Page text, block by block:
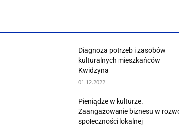
Diagnoza potrzeb i zasobów
kulturalnych mieszkańców
Kwidzyna
01.12.2022
Pieniądze w kulturze.
Zaangażowanie biznesu w
społeczności lokalnej